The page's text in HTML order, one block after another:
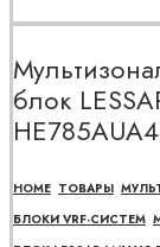
блок
HOME ТОВАРЫ
БЛОКИ VRF-СИСТЕМ